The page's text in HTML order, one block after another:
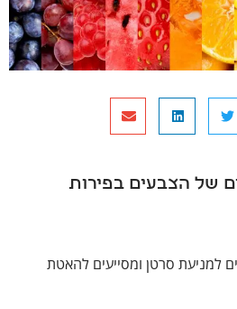
של הצבעים בפירות
למניעת סרטן ומסייעים להאטת